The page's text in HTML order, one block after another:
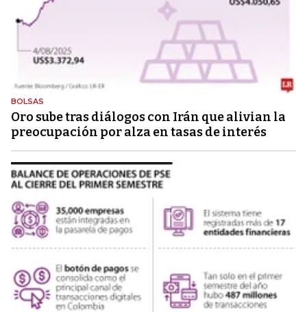
BOLSAS
Oro sube tras diálogos con Irán que alivian la
preocupación por alza en tasas de interés